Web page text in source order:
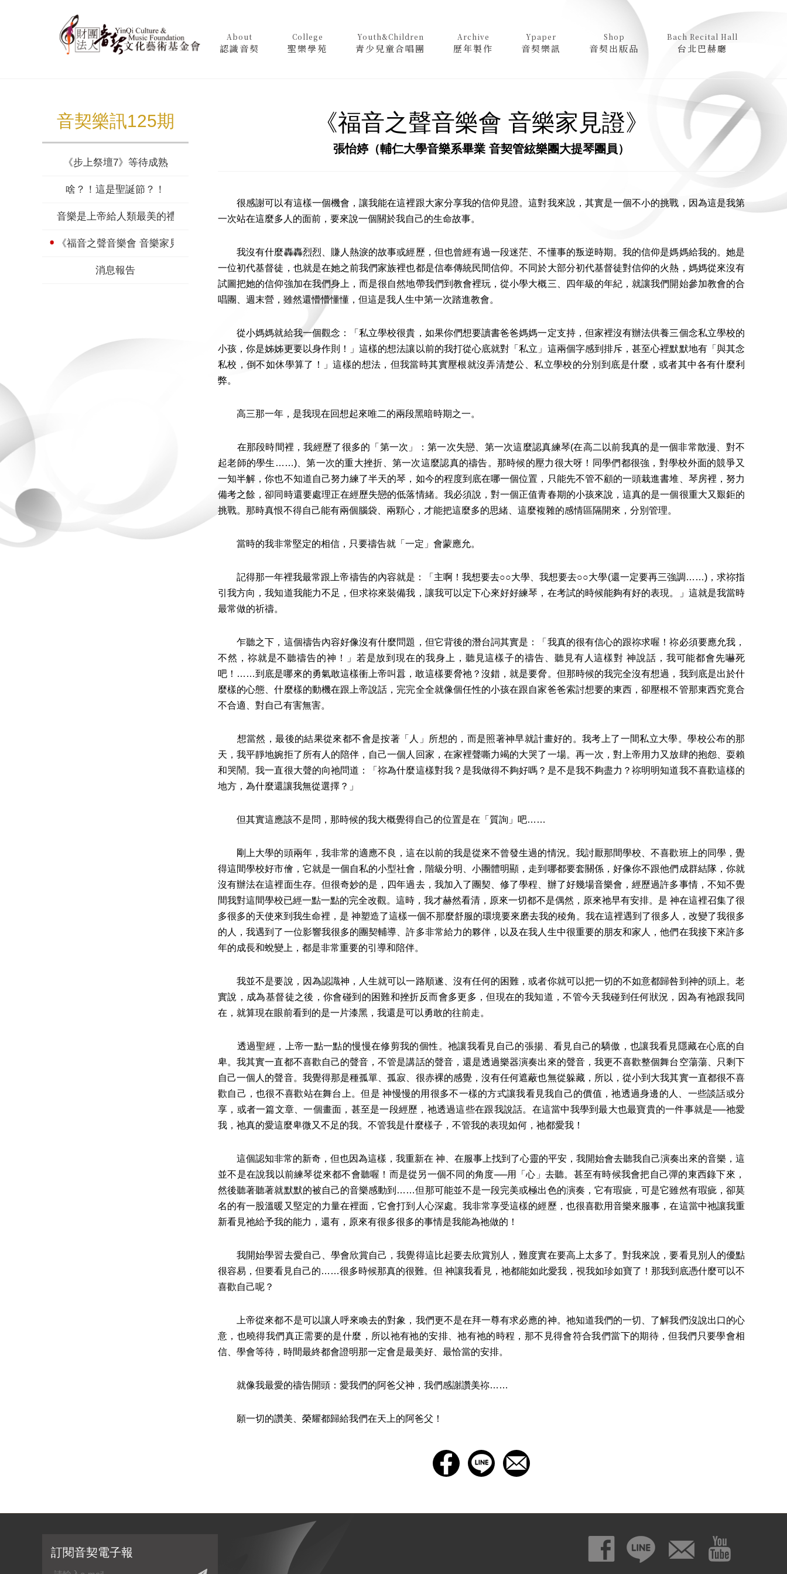
About
認識音契
College
聖樂學苑
Youth&Children
青少兒童合唱團
Archive
歷年製作
Ypaper
音契樂訊
Shop
音契出版品
Bach Recital Hall
台北巴赫廳
音契樂訊125期
《步上祭壇7》等待成熟
啥？！這是聖誕節？！
音樂是上帝給人類最美的禮物
《福音之聲音樂會 音樂家見證》
消息報告
《福音之聲音樂會 音樂家見證》
張怡婷（輔仁大學音樂系畢業 音契管絃樂團大提琴團員）
很感謝可以有這樣一個機會，讓我能在這裡跟大家分享我的信仰見證。這對我來說，其實是一個不小的挑戰，因為這是我第
一次站在這麼多人的面前，要來說一個關於我自己的生命故事。
我沒有什麼轟轟烈烈、賺人熱淚的故事或經歷，但也曾經有過一段迷茫、不懂事的叛逆時期。我的信仰是媽媽給我的。她是
一位初代基督徒，也就是在她之前我們家族裡也都是信奉傳統民間信仰。不同於大部分初代基督徒對信仰的火熱，媽媽從來沒有
試圖把她的信仰強加在我們身上，而是很自然地帶我們到教會裡玩，從小學大概三、四年級的年紀，就讓我們開始參加教會的合
唱團、週末營，雖然還懵懵懂懂，但這是我人生中第一次踏進教會。
從小媽媽就給我一個觀念：「私立學校很貴，如果你們想要讀書爸爸媽媽一定支持，但家裡沒有辦法供養三個念私立學校的
小孩，你是姊姊更要以身作則！」這樣的想法讓以前的我打從心底就對「私立」這兩個字感到排斥，甚至心裡默默地有「與其念
私校，倒不如休學算了！」這樣的想法，但我當時其實壓根就沒弄清楚公、私立學校的分別到底是什麼，或者其中各有什麼利
弊。
高三那一年，是我現在回想起來唯二的兩段黑暗時期之一。
在那段時間裡，我經歷了很多的「第一次」：第一次失戀、第一次這麼認真練琴(在高二以前我真的是一個非常散漫、對不
起老師的學生……)、第一次的重大挫折、第一次這麼認真的禱告。那時候的壓力很大呀！同學們都很強，對學校外面的競爭又
一知半解，你也不知道自己努力練了半天的琴，如今的程度到底在哪一個位置，只能先不管不顧的一頭栽進書堆、琴房裡，努力
備考之餘，卻同時還要處理正在經歷失戀的低落情緒。我必須說，對一個正值青春期的小孩來說，這真的是一個很重大又艱鉅的
挑戰。那時真恨不得自己能有兩個腦袋、兩顆心，才能把這麼多的思緒、這麼複雜的感情區隔開來，分別管理。
當時的我非常堅定的相信，只要禱告就「一定」會蒙應允。
記得那一年裡我最常跟上帝禱告的內容就是：「主啊！我想要去○○大學、我想要去○○大學(還一定要再三強調……)，求祢指
引我方向，我知道我能力不足，但求祢來裝備我，讓我可以定下心來好好練琴，在考試的時候能夠有好的表現。」這就是我當時
最常做的祈禱。
乍聽之下，這個禱告內容好像沒有什麼問題，但它背後的潛台詞其實是：「我真的很有信心的跟祢求喔！祢必須要應允我，
不然，祢就是不聽禱告的神！」若是放到現在的我身上，聽見這樣子的禱告、聽見有人這樣對 神說話，我可能都會先嚇死
吧！……到底是哪來的勇氣敢這樣衝上帝叫囂，敢這樣要脅祂？沒錯，就是要脅。但那時候的我完全沒有想過，我到底是出於什
麼樣的心態、什麼樣的動機在跟上帝說話，完完全全就像個任性的小孩在跟自家爸爸索討想要的東西，卻壓根不管那東西究竟合
不合適、對自己有害無害。
想當然，最後的結果從來都不會是按著「人」所想的，而是照著神早就計畫好的。我考上了一間私立大學。學校公布的那
天，我平靜地婉拒了所有人的陪伴，自己一個人回家，在家裡聲嘶力竭的大哭了一場。再一次，對上帝用力又放肆的抱怨、耍賴
和哭鬧。我一直很大聲的向祂問道：「祢為什麼這樣對我？是我做得不夠好嗎？是不是我不夠盡力？祢明明知道我不喜歡這樣的
地方，為什麼還讓我無從選擇？」
但其實這應該不是問，那時候的我大概覺得自己的位置是在「質詢」吧……
剛上大學的頭兩年，我非常的適應不良，這在以前的我是從來不曾發生過的情況。我討厭那間學校、不喜歡班上的同學，覺
得這間學校好市儈，它就是一個自私的小型社會，階級分明、小團體明顯，走到哪都要套關係，好像你不跟他們成群結隊，你就
沒有辦法在這裡面生存。但很奇妙的是，四年過去，我加入了團契、修了學程、辦了好幾場音樂會，經歷過許多事情，不知不覺
間我對這間學校已經一點一點的完全改觀。這時，我才赫然看清，原來一切都不是偶然，原來祂早有安排。是 神在這裡召集了很
多很多的天使來到我生命裡，是 神塑造了這樣一個不那麼舒服的環境要來磨去我的稜角。我在這裡遇到了很多人，改變了我很多
的人，我遇到了一位影響我很多的團契輔導、許多非常給力的夥伴，以及在我人生中很重要的朋友和家人，他們在我接下來許多
年的成長和蛻變上，都是非常重要的引導和陪伴。
我並不是要說，因為認識神，人生就可以一路順遂、沒有任何的困難，或者你就可以把一切的不如意都歸咎到神的頭上。老
實說，成為基督徒之後，你會碰到的困難和挫折反而會多更多，但現在的我知道，不管今天我碰到任何狀況，因為有祂跟我同
在，就算現在眼前看到的是一片漆黑，我還是可以勇敢的往前走。
透過聖經，上帝一點一點的慢慢在修剪我的個性。祂讓我看見自己的張揚、看見自己的驕傲，也讓我看見隱藏在心底的自
卑。我其實一直都不喜歡自己的聲音，不管是講話的聲音，還是透過樂器演奏出來的聲音，我更不喜歡整個舞台空蕩蕩、只剩下
自己一個人的聲音。我覺得那是種孤單、孤寂、很赤裸的感覺，沒有任何遮蔽也無從躲藏，所以，從小到大我其實一直都很不喜
歡自己，也很不喜歡站在舞台上。但是 神慢慢的用很多不一樣的方式讓我看見我自己的價值，祂透過身邊的人、一些談話或分
享，或者一篇文章、一個畫面，甚至是一段經歷，祂透過這些在跟我說話。在這當中我學到最大也最寶貴的一件事就是──祂愛
我，祂真的愛這麼卑微又不足的我。不管我是什麼樣子，不管我的表現如何，祂都愛我！
這個認知非常的新奇，但也因為這樣，我重新在 神、在服事上找到了心靈的平安，我開始會去聽我自己演奏出來的音樂，這
並不是在說我以前練琴從來都不會聽喔！而是從另一個不同的角度──用「心」去聽。甚至有時候我會把自己彈的東西錄下來，
然後聽著聽著就默默的被自己的音樂感動到……但那可能並不是一段完美或極出色的演奏，它有瑕疵，可是它雖然有瑕疵，卻莫
名的有一股溫暖又堅定的力量在裡面，它會打到人心深處。我非常享受這樣的經歷，也很喜歡用音樂來服事，在這當中祂讓我重
新看見祂給予我的能力，還有，原來有很多很多的事情是我能為祂做的！
我開始學習去愛自己、學會欣賞自己，我覺得這比起要去欣賞別人，難度實在要高上太多了。對我來說，要看見別人的優點
很容易，但要看見自己的……很多時候那真的很難。但 神讓我看見，祂都能如此愛我，視我如珍如寶了！那我到底憑什麼可以不
喜歡自己呢？
上帝從來都不是可以讓人呼來喚去的對象，我們更不是在拜一尊有求必應的神。祂知道我們的一切、了解我們沒說出口的心
意，也曉得我們真正需要的是什麼，所以祂有祂的安排、祂有祂的時程，那不見得會符合我們當下的期待，但我們只要學會相
信、學會等待，時間最終都會證明那一定會是最美好、最恰當的安排。
就像我最愛的禱告開頭：愛我們的阿爸父神，我們感謝讚美祢……
願一切的讚美、榮耀都歸給我們在天上的阿爸父！
訂閱音契電子報